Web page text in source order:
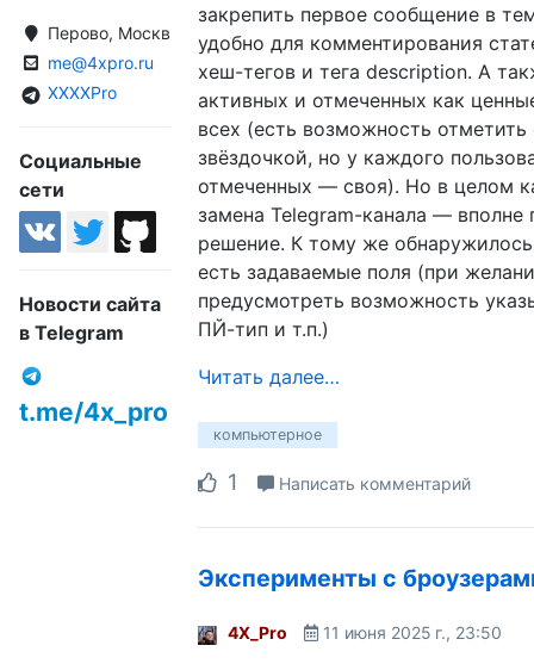
Перово, Москва, Россия
me@4xpro.ru
XXXXPro
Социальные
сети
Новости сайта
в Telegram
t.me/4x_pro
закрепить первое сообщение в
удобно для комментирования
хеш-тегов и тега description. А
активных и отмеченных как
всех (есть возможность
звёздочкой, но у каждого
отмеченных — своя). Но в целом
замена Telegram-канала — вполне
решение. К тому же
есть задаваемые поля (при
предусмотреть возможность
ПЙ-тип и т.п.)
Читать далее…
компьютерное
1 Написать комментарий
Эксперименты с
4X_Pro 11 июня 2025 г., 23:50